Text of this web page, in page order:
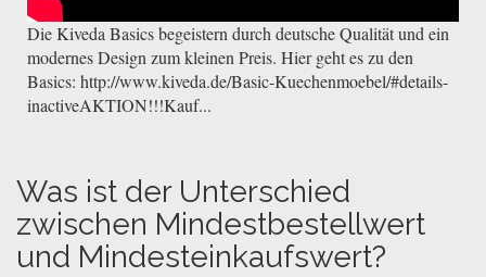
Die Kiveda Basics begeistern durch deutsche Qualität und ein
modernes Design zum kleinen Preis. Hier geht es zu den
Basics: http://www.kiveda.de/Basic-Kuechenmoebel/#details-
inactiveAKTION!!!Kauf...
Was ist der Unterschied
zwischen Mindestbestellwert
und Mindesteinkaufswert?